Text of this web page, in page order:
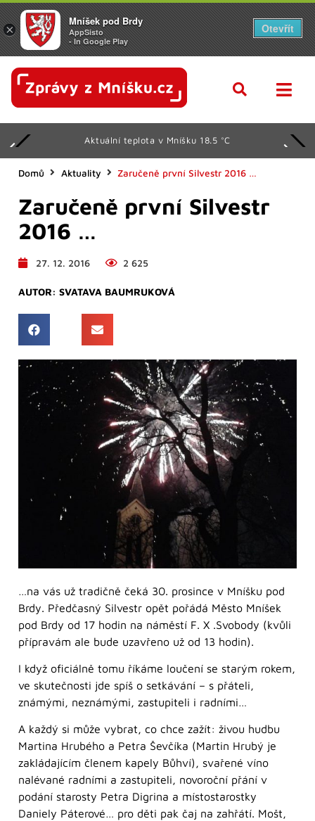
Aktuální teplota v Mníšku 18.5 °C
Domů Aktuality Zaručeně první Silvestr 2016 …
Zaručeně první Silvestr
2016 …
27. 12. 2016 2 625
AUTOR: SVATAVA BAUMRUKOVÁ
…na vás už tradičně čeká 30. prosince v Mníšku pod
Brdy. Předčasný Silvestr opět pořádá Město Mníšek
pod Brdy od 17 hodin na náměstí F. X .Svobody (kvůli
přípravám ale bude uzavřeno už od 13 hodin).
I když oficiálně tomu říkáme loučení se starým rokem,
ve skutečnosti jde spíš o setkávání – s přáteli,
známými, neznámými, zastupiteli i radními…
A každý si může vybrat, co chce zažít: živou hudbu
Martina Hrubého a Petra Ševčíka (Martin Hrubý je
zakládajícím členem kapely Bůhví), svařené víno
nalévané radními a zastupiteli, novoroční přání v
podání starosty Petra Digrina a místostarostky
Daniely Páterové… pro děti pak čaj na zahřátí. Mošt,
×
Mníšek pod Brdy
AppSisto
- In Google Play
Otevřít